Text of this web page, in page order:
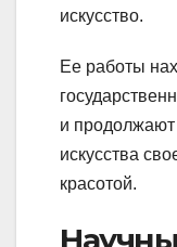
искусство.
Ее работы
и
искусства
красотой.